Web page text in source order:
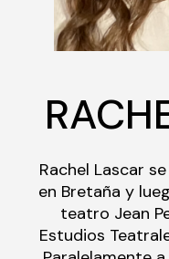
Rachel Lascar
en Bretaña y
teatro Jean
Estudios